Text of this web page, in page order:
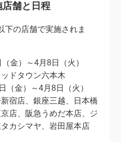
舗と日程
下の店舗で実施されま
金）～4月8日（火）
ドタウン六本木
（金）～4月8日（火）
宿店、銀座三越、日本橋
店、阪急うめだ本店、ジ
カシマヤ、岩田屋本店